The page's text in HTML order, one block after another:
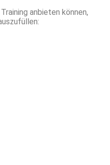
anbieten können,